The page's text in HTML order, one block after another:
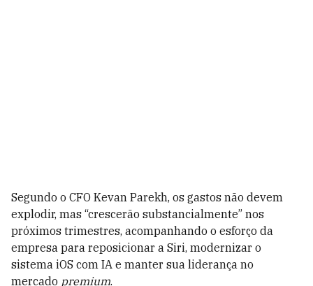
Segundo o CFO Kevan Parekh, os gastos não devem
explodir, mas “crescerão substancialmente” nos
próximos trimestres, acompanhando o esforço da
empresa para reposicionar a Siri, modernizar o
sistema iOS com IA e manter sua liderança no
mercado premium.